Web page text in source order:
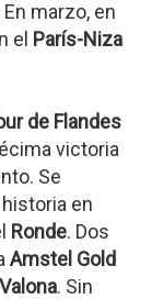
marzo, en
el París-Niza
de Flandes
victoria
Se
en
Ronde. Dos
Amstel Gold
. Sin